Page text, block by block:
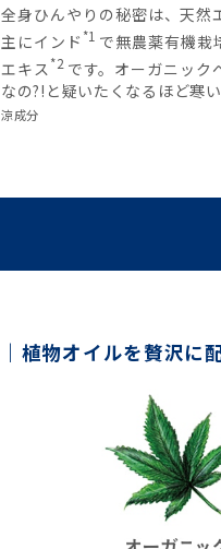
全身ひんやりの秘密は、天然
主にインド *1 で無農薬有機栽
エキス *2 です。オーガニック
なの?!と疑いたくなるほど寒い
涼成分
植物オイルを贅沢に